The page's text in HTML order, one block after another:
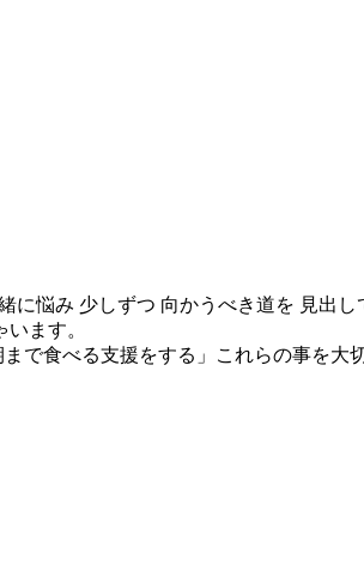
に悩み 少しずつ 向かうべき道を 見出し
ます。
で食べる支援をする」これらの事を大